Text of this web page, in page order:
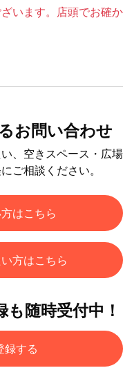
います。店頭でお確か
お問い合わせ
、空きスペース・広場
ご相談ください。
はこちら
方はこちら
随時受付中！
録する